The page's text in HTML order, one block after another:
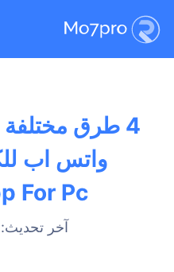
4 طرق
واتس اب
For Pc
آخر تحديث: 1 يوليو 2018